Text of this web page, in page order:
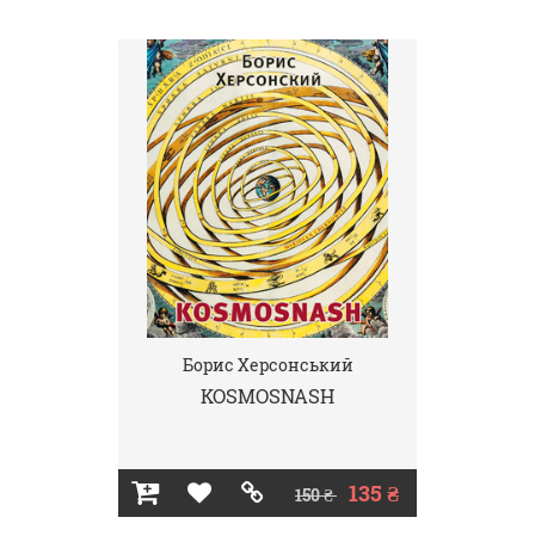
Борис Херсонський
KOSMOSNASH
150 ₴ 135 ₴